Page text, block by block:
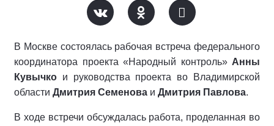
В Москве состоялась рабочая встреча федерального
координатора проекта «Народный контроль» Анны
Кувычко и руководства проекта во Владимирской
области Дмитрия Семенова и Дмитрия Павлова.
В ходе встречи обсуждалась работа, проделанная во